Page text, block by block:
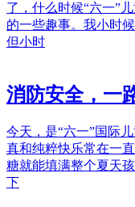
了，什么时候“六一”
的一些趣事。我小时
但小时
消防安全，一
今天，是“六一”国际
真和纯粹快乐常在一
糖就能填满整个夏天
下